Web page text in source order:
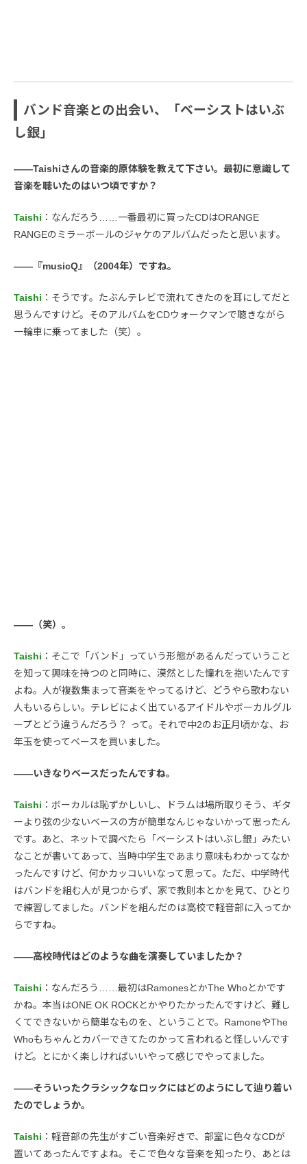
バンド音楽との出会い、「ベーシストはいぶ
し銀」
――Taishiさんの音楽的原体験を教えて下さい。最初に意識して
音楽を聴いたのはいつ頃ですか？
Taishi ：なんだろう……一番最初に買ったCDはORANGE
RANGEのミラーボールのジャケのアルバムだったと思います。
――『musicQ』（2004年）ですね。
Taishi ：そうです。たぶんテレビで流れてきたのを耳にしてだと
思うんですけど。そのアルバムをCDウォークマンで聴きながら
一輪車に乗ってました（笑）。
――（笑）。
Taishi ：そこで「バンド」っていう形態があるんだっていうこと
を知って興味を持つのと同時に、漠然とした憧れを抱いたんです
よね。人が複数集まって音楽をやってるけど、どうやら歌わない
人もいるらしい。テレビによく出ているアイドルやボーカルグル
ープとどう違うんだろう？ って。それで中2のお正月頃かな、お
年玉を使ってベースを買いました。
――いきなりベースだったんですね。
Taishi ：ボーカルは恥ずかしいし、ドラムは場所取りそう、ギタ
ーより弦の少ないベースの方が簡単なんじゃないかって思ったん
です。あと、ネットで調べたら「ベーシストはいぶし銀」みたい
なことが書いてあって、当時中学生であまり意味もわかってなか
ったんですけど、何かカッコいいなって思って。ただ、中学時代
はバンドを組む人が見つからず、家で教則本とかを見て、ひとり
で練習してました。バンドを組んだのは高校で軽音部に入ってか
らですね。
――高校時代はどのような曲を演奏していましたか？
Taishi ：なんだろう……最初はRamonesとかThe Whoとかです
かね。本当はONE OK ROCKとかやりたかったんですけど、難し
くてできないから簡単なものを、ということで。RamoneやThe
Whoもちゃんとカバーできてたのかって言われると怪しいんです
けど。とにかく楽しければいいやって感じでやってました。
――そういったクラシックなロックにはどのようにして辿り着い
たのでしょうか。
Taishi ：軽音部の先生がすごい音楽好きで、部室に色々なCDが
置いてあったんですよね。そこで色々な音楽を知ったり、あとは